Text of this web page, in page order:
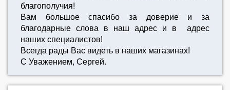
благополучия!
Вам большое спасибо за доверие и за
благодарные слова в наш адрес и в адрес
наших специалистов!
Всегда рады Вас видеть в наших магазинах!
С Уважением, Сергей.